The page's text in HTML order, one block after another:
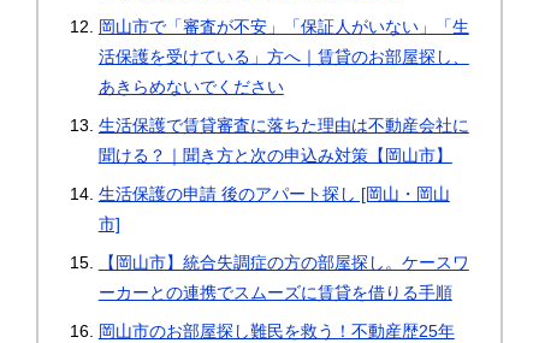
岡山市で「審査が不安」「保証人がいない」「生
活保護を受けている」方へ｜賃貸のお部屋探し、
あきらめないでください
生活保護で賃貸審査に落ちた理由は不動産会社に
聞ける？｜聞き方と次の申込み対策【岡山市】
生活保護の申請 後のアパート探し [岡山・岡山
市]
【岡山市】統合失調症の方の部屋探し。ケースワ
ーカーとの連携でスムーズに賃貸を借りる手順
岡山市のお部屋探し難民を救う！不動産歴25年